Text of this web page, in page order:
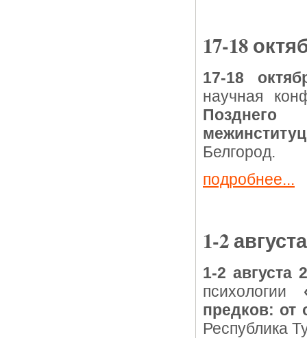
17-18
17-18
научная
Белгород.
подробнее...
1-2
1-2 августа
психологии
предков: от
Республика